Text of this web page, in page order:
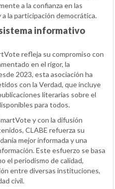
a la confianza en las
la participación democrática.
informativo
refleja su compromiso con
en el rigor, la
2023, esta asociación ha
con la Verdad, que incluye
literarias sobre el
para todos.
y con la difusión
CLABE refuerza su
mejor informada y una
Este esfuerzo se basa
el periodismo de calidad,
entre diversas instituciones,
civil.